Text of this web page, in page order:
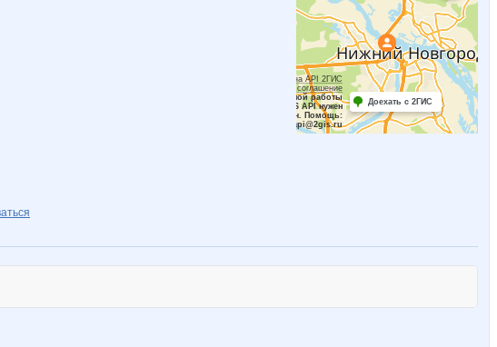
Работает на API 2ГИС
Лицензионное соглашение
Для корректной работы
Raster JS API нужен
ключ. Помощь:
api@2gis.ru
Доехать с 2ГИС